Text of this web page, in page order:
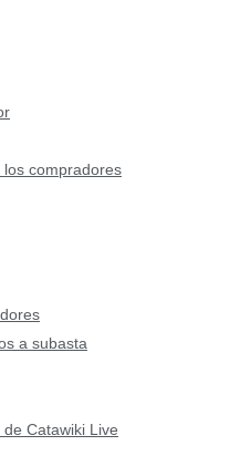
compradores
a subasta
Catawiki Live